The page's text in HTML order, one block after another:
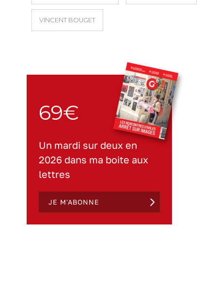
VINCENT BOUGET
69€
Un mardi sur deux en
2026 dans ma boite aux
lettres
JE M'ABONNE